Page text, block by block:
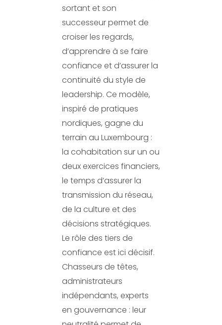
sortant et son
successeur permet de
croiser les regards,
d’apprendre à se faire
confiance et d’assurer la
continuité du style de
leadership. Ce modèle,
inspiré de pratiques
nordiques, gagne du
terrain au Luxembourg :
la cohabitation sur un ou
deux exercices financiers,
le temps d’assurer la
transmission du réseau,
de la culture et des
décisions stratégiques.
Le rôle des tiers de
confiance est ici décisif.
Chasseurs de têtes,
administrateurs
indépendants, experts
en gouvernance : leur